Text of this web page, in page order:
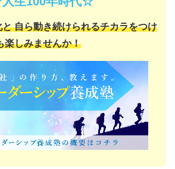
と自ら動き続けられるチカラをつけ
楽しみませんか！